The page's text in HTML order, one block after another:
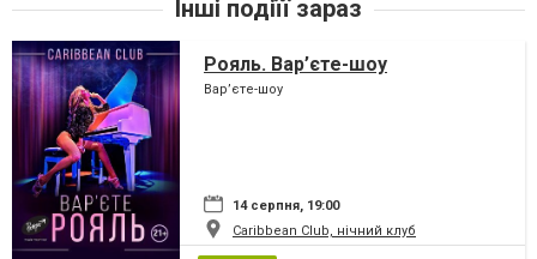
Інші подіїї зараз
Рояль. Вар’єте-шоу
Вар’єте-шоу
14 серпня, 19:00
Caribbean Club, нічний клуб